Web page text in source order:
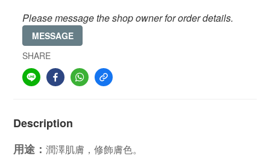
Please message the shop owner for order details.
MESSAGE
SHARE
Description
用途： 潤澤肌膚，修飾膚色。